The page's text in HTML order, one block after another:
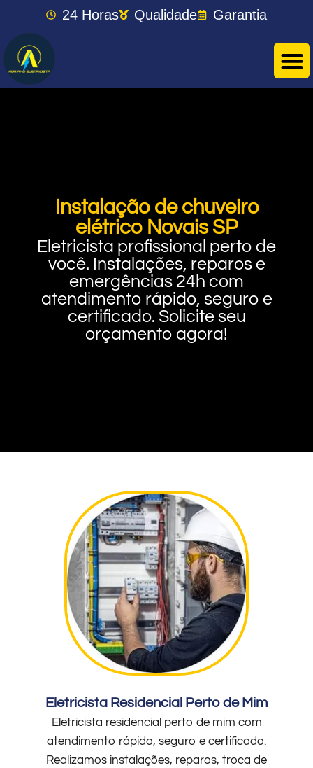
24 Horas Qualidade Garantia
Instalação de chuveiro
elétrico Novais SP
Eletricista profissional perto de
você. Instalações, reparos e
emergências 24h com
atendimento rápido, seguro e
certificado. Solicite seu
orçamento agora!
Eletricista Residencial Perto de Mim
Eletricista residencial perto de mim com
atendimento rápido, seguro e certificado.
Realizamos instalações, reparos, troca de